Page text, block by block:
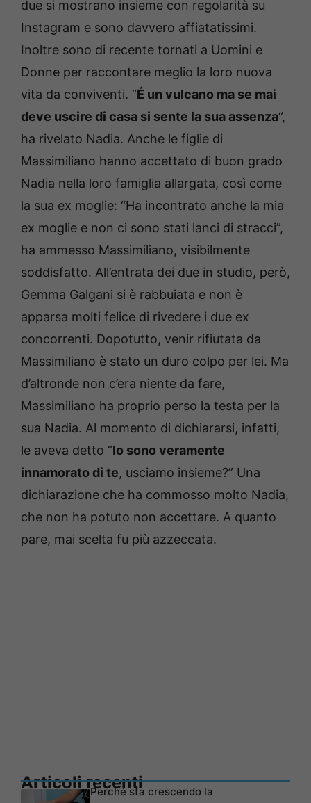
due si mostrano insieme con regolarità su
Instagram e sono davvero affiatatissimi.
Inoltre sono di recente tornati a Uomini e
Donne per raccontare meglio la loro nuova
vita da conviventi. “É un vulcano ma se mai
deve uscire di casa si sente la sua assenza“,
ha rivelato Nadia. Anche le figlie di
Massimiliano hanno accettato di buon grado
Nadia nella loro famiglia allargata, così come
la sua ex moglie: “Ha incontrato anche la mia
ex moglie e non ci sono stati lanci di stracci”,
ha ammesso Massimiliano, visibilmente
soddisfatto. All’entrata dei due in studio, però,
Gemma Galgani si è rabbuiata e non è
apparsa molti felice di rivedere i due ex
concorrenti. Dopotutto, venir rifiutata da
Massimiliano è stato un duro colpo per lei. Ma
d’altronde non c’era niente da fare,
Massimiliano ha proprio perso la testa per la
sua Nadia. Al momento di dichiararsi, infatti,
le aveva detto “Io sono veramente
innamorato di te, usciamo insieme?” Una
dichiarazione che ha commosso molto Nadia,
che non ha potuto non accettare. A quanto
pare, mai scelta fu più azzeccata.
Articoli recentiPerché sta crescendo la